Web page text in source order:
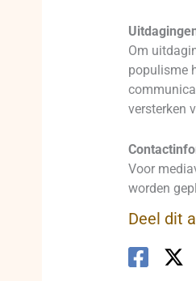
Om
populisme
versterken
Voor
worden
Deel dit